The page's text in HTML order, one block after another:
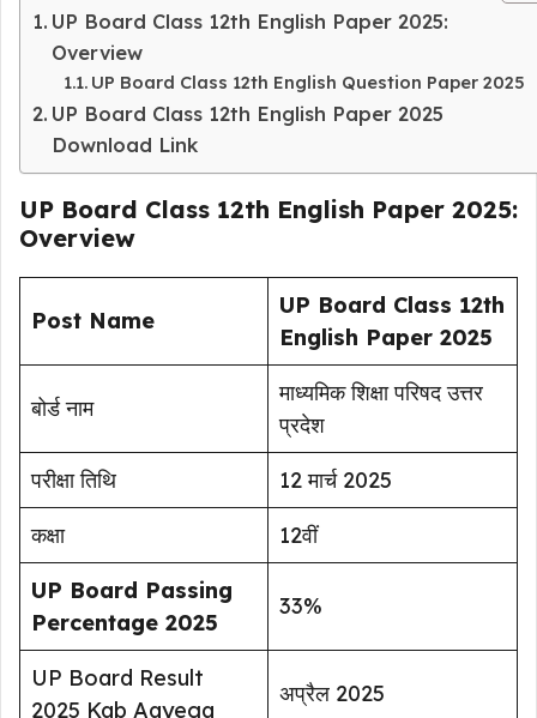
UP Board Class 12th English Paper 2025:
Overview
UP Board Class 12th English Question Paper 2025
UP Board Class 12th English Paper 2025
Download Link
UP Board Class 12th English Paper 2025:
Overview
Post Name
UP Board Class 12th
English Paper 2025
बोर्ड नाम
माध्यमिक शिक्षा परिषद उत्तर
प्रदेश
परीक्षा तिथि
12 मार्च 2025
कक्षा
12वीं
UP Board Passing
Percentage 2025
33%
UP Board Result
2025 Kab Aayega
अप्रैल 2025